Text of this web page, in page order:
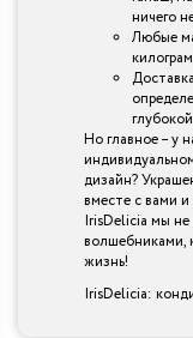
ничего
Любые
Но главное – у
дизайн?
вместе с вами
IrisDelicia мы не
волшебниками,
жизнь!
IrisDelicia: